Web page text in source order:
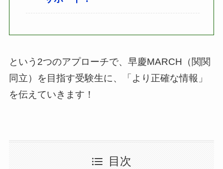
という2つのアプローチで、早慶MARCH（関関
同立）を目指す受験生に、「より正確な情報」
を伝えていきます！
目次